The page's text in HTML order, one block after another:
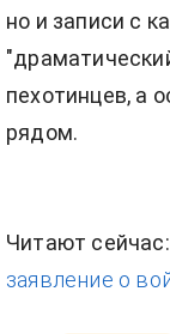
но и записи с
пехотинцев, а
рядом.
Читают
заявление о